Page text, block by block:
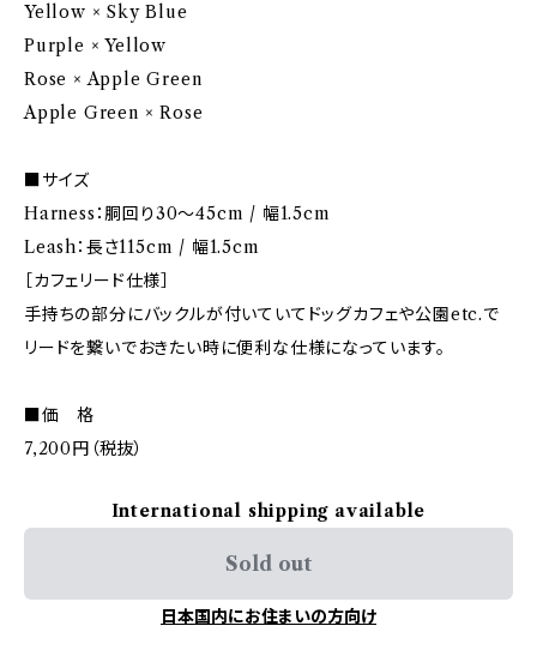
Yellow × Sky Blue
Purple × Yellow
Rose × Apple Green
Apple Green × Rose
■サイズ
Harness：胴回り30～45cm / 幅1.5cm
Leash：長さ115cm / 幅1.5cm
［カフェリード仕様］
手持ちの部分にバックルが付いていてドッグカフェや公園etc.で
リードを繋いでおきたい時に便利な仕様になっています。
■価 格
7,200円（税抜）
International shipping available
Sold out
日本国内にお住まいの方向け